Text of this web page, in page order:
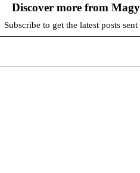
Discover more from
Subscribe to get the latest posts